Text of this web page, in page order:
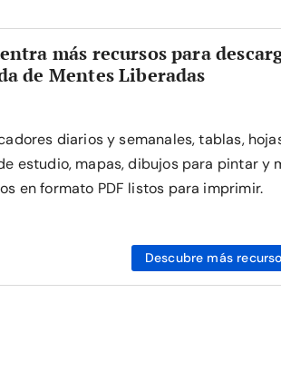
más recursos para
de Mentes Liberadas
diarios y semanales, tablas,
estudio, mapas, dibujos para pintar y
en formato PDF listos para imprimir.
Descubre más